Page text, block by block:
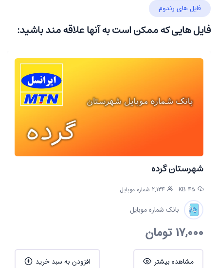
فایل های رندوم
فایل هایی که ممکن است به آنها علاقه مند باشید:
شهرستان گرده
45 KB 2,134 شماره موبایل
بانک شماره موبایل
17,000تومان
مشاهده بیشتر افزودن به سبد خرید